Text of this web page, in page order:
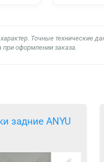
Точные технические
оформлении заказа.
задние ANYU